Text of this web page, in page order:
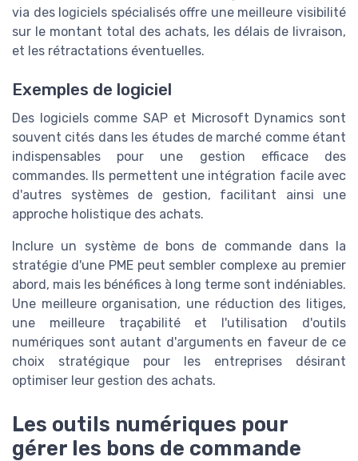
via des logiciels spécialisés offre une meilleure visibilité
sur le montant total des achats, les délais de livraison,
et les rétractations éventuelles.
Exemples de logiciel
Des logiciels comme SAP et Microsoft Dynamics sont
souvent cités dans les études de marché comme étant
indispensables pour une gestion efficace des
commandes. Ils permettent une intégration facile avec
d'autres systèmes de gestion, facilitant ainsi une
approche holistique des achats.
Inclure un système de bons de commande dans la
stratégie d'une PME peut sembler complexe au premier
abord, mais les bénéfices à long terme sont indéniables.
Une meilleure organisation, une réduction des litiges,
une meilleure traçabilité et l'utilisation d'outils
numériques sont autant d'arguments en faveur de ce
choix stratégique pour les entreprises désirant
optimiser leur gestion des achats.
Les outils numériques pour
gérer les bons de commande